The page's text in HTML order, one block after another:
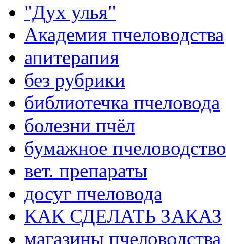
"Дух улья"
Академия пчеловодства
апитерапия
без рубрики
библиотечка пчеловода
болезни пчёл
бумажное пчеловодство
вет. препараты
досуг пчеловода
КАК СДЕЛАТЬ ЗАКАЗ
магазины пчеловодства